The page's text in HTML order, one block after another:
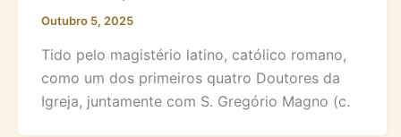
Outubro 5, 2025
Tido pelo magistério latino, católico romano,
como um dos primeiros quatro Doutores da
Igreja, juntamente com S. Gregório Magno (c.